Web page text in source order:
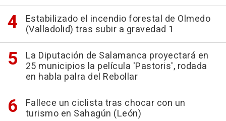
Estabilizado el incendio forestal de Olmedo
(Valladolid) tras subir a gravedad 1
La Diputación de Salamanca proyectará en
25 municipios la película 'Pastoris', rodada
en habla palra del Rebollar
Fallece un ciclista tras chocar con un
turismo en Sahagún (León)